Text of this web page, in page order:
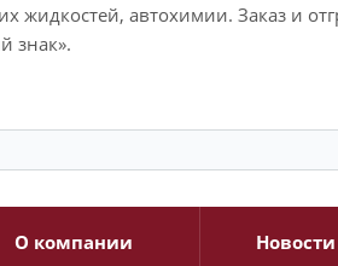
жидкостей, автохимии. Заказ и
знак».
О компании Новости